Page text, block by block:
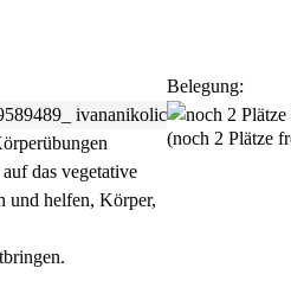
ivananikolic
das vegetative
und helfen, Körper,
Belegung:
(noch 2 Plätze